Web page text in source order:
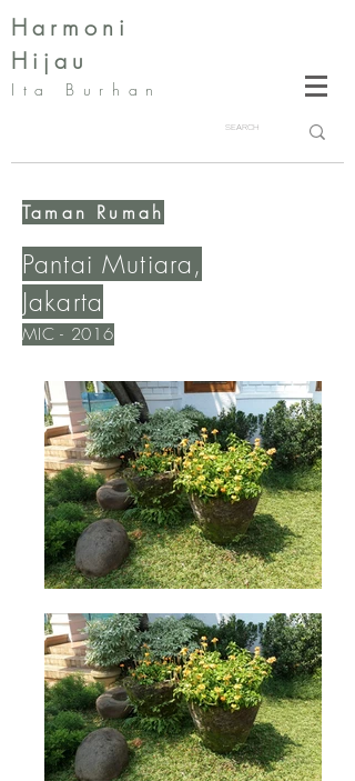
Harmoni
Hijau
Ita Burhan
Taman Rumah
Pantai Mutiara,
Jakarta
MIC - 2016